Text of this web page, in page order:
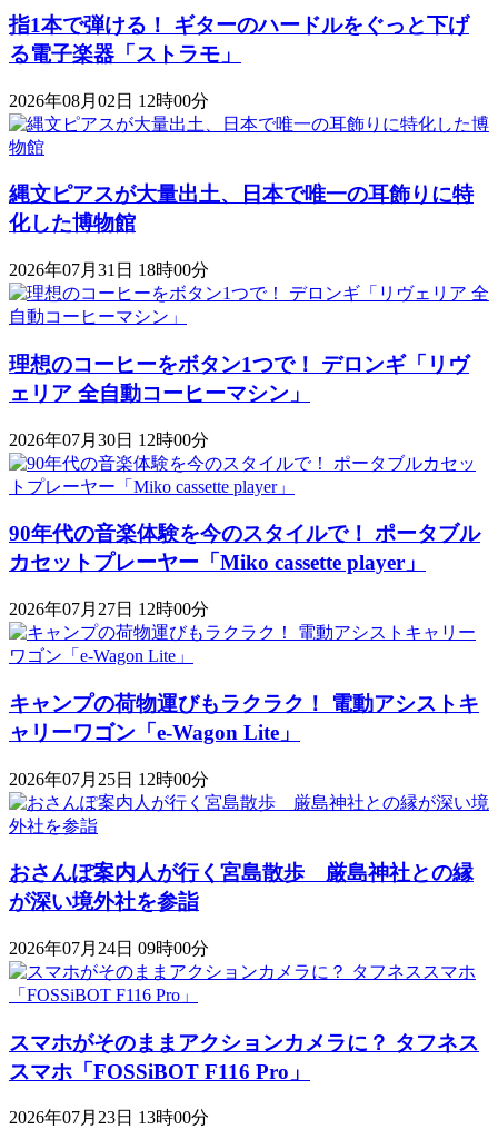
指1本で弾ける！ ギターのハードルをぐっと下げ
る電子楽器「ストラモ」
2026年08月02日 12時00分
縄文ピアスが大量出土、日本で唯一の耳飾りに特
化した博物館
2026年07月31日 18時00分
理想のコーヒーをボタン1つで！ デロンギ「リヴ
ェリア 全自動コーヒーマシン」
2026年07月30日 12時00分
90年代の音楽体験を今のスタイルで！ ポータブル
カセットプレーヤー「Miko cassette player」
2026年07月27日 12時00分
キャンプの荷物運びもラクラク！ 電動アシストキ
ャリーワゴン「​​e-Wagon Lite」
2026年07月25日 12時00分
おさんぽ案内人が行く宮島散歩 厳島神社との縁
が深い境外社を参詣
2026年07月24日 09時00分
スマホがそのままアクションカメラに？ タフネス
スマホ「FOSSiBOT F116 Pro」
2026年07月23日 13時00分